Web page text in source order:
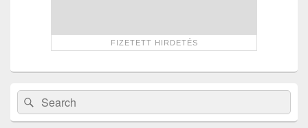
Search
for:
Search